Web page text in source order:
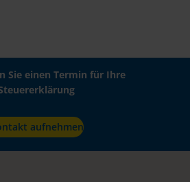
Sie einen Termin für Ihre
aufnehmen